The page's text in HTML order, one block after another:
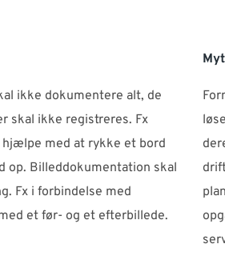
ikke dokumentere alt, de
skal ikke registreres. Fx
hjælpe med at rykke et bord
op. Billeddokumentation skal
Fx i forbindelse med
et før- og et efterbillede.